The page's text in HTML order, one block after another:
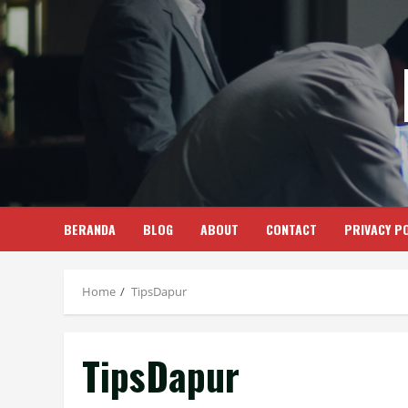
Skip
content
BERANDA BLOG ABOUT CONTACT PRIVACY
Home TipsDapur
TipsDapur